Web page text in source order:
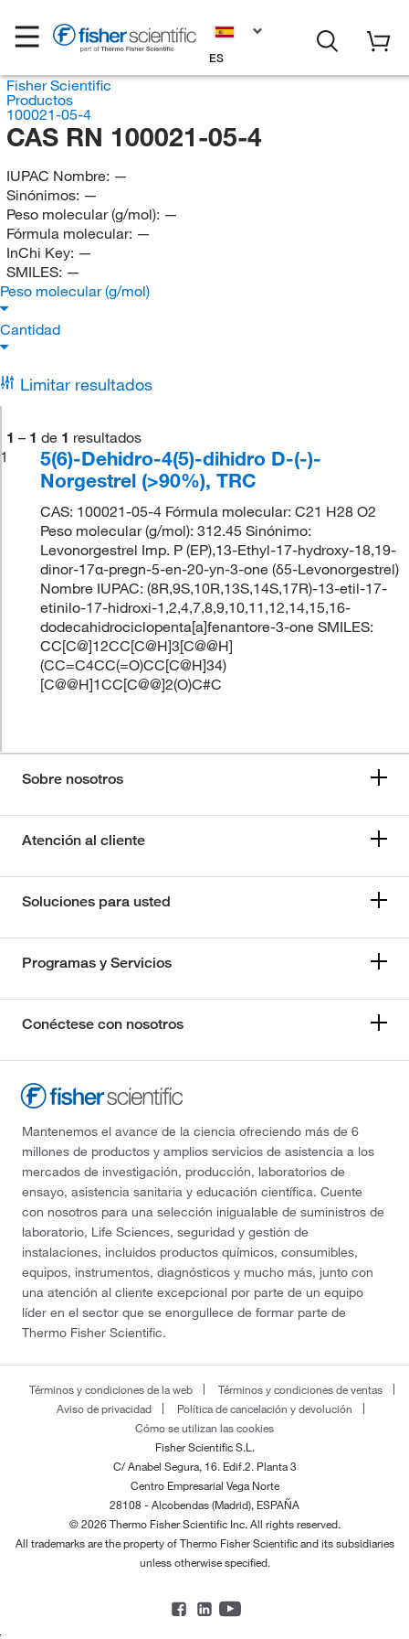
ES
Fisher Scientific
Productos
100021-05-4
CAS RN 100021-05-4
IUPAC Nombre: —
Sinónimos: —
Peso molecular (g/mol): —
Fórmula molecular: —
InChi Key: —
SMILES: —
Peso molecular (g/mol)
Cantidad
Limitar resultados
1 – 1 de 1 resultados
1
5(6)-Dehidro-4(5)-dihidro D-(-)-
Norgestrel (>90%), TRC
CAS: 100021-05-4 Fórmula molecular: C21 H28 O2
Peso molecular (g/mol): 312.45 Sinónimo:
Levonorgestrel Imp. P (EP),13-Ethyl-17-hydroxy-18,19-
dinor-17α-pregn-5-en-20-yn-3-one (δ5-Levonorgestrel)
Nombre IUPAC: (8R,9S,10R,13S,14S,17R)-13-etil-17-
etinilo-17-hidroxi-1,2,4,7,8,9,10,11,12,14,15,16-
dodecahidrociclopenta[a]fenantore-3-one SMILES:
CC[C@]12CC[C@H]3[C@@H]
(CC=C4CC(=O)CC[C@H]34)
[C@@H]1CC[C@@]2(O)C#C
Sobre nosotros
Atención al cliente
Soluciones para usted
Programas y Servicios
Conéctese con nosotros
Mantenemos el avance de la ciencia ofreciendo más de 6
millones de productos y amplios servicios de asistencia a los
mercados de investigación, producción, laboratorios de
ensayo, asistencia sanitaria y educación científica. Cuente
con nosotros para una selección inigualable de suministros de
laboratorio, Life Sciences, seguridad y gestión de
instalaciones, incluidos productos químicos, consumibles,
equipos, instrumentos, diagnósticos y mucho más, junto con
una atención al cliente excepcional por parte de un equipo
líder en el sector que se enorgullece de formar parte de
Thermo Fisher Scientific.
Términos y condiciones de la web
Términos y condiciones de ventas
Aviso de privacidad
Política de cancelación y devolución
Cómo se utilizan las cookies
Fisher Scientific S.L.
C/ Anabel Segura, 16. Edif.2. Planta 3
Centro Empresarial Vega Norte
28108 - Alcobendas (Madrid), ESPAÑA
© 2026 Thermo Fisher Scientific Inc. All rights reserved.
All trademarks are the property of Thermo Fisher Scientific and its subsidiaries
unless otherwise specified.